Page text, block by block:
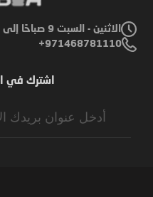
الاثنين - السبت 9 صباحًا إلى 8 مساءً | الأحد 9 صباحًا إلى 6 مساءً
971468781110+
اشترك في